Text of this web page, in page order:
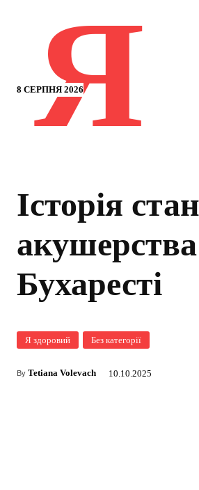
8 СЕРПНЯ 2026
Я
Історія
Бухаресті
Я здоровий Без категорії
By Tetiana Volevach 10.10.2025